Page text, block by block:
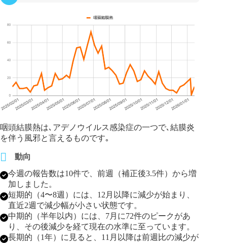
咽頭結膜熱は､アデノウイルス感染症の一つで､結膜炎
を伴う風邪と言えるものです｡
動向
今週の報告数は10件で、前週（補正後3.5件）から増
加しました。
短期的（4〜8週）には、12月以降に減少が始まり、
直近2週で減少幅が小さい状態です。
中期的（半年以内）には、7月に72件のピークがあ
り、その後減少を経て現在の水準に至っています。
長期的（1年）に見ると、11月以降は前週比の減少が